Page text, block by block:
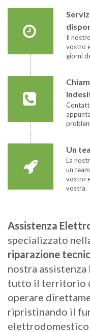
Il
vostro
giorni
Un
La
un
vostro
vostra.
Assistenza
specializzato
riparazione
nostra
tutto il territorio
operare
ripristinando il
elettrodomestico